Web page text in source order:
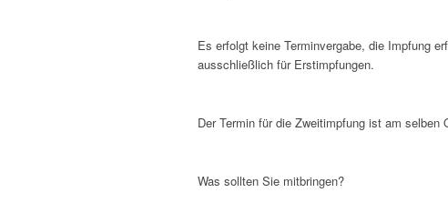
Es erfolgt keine Terminvergabe, die Impfung
ausschließlich für Erstimpfungen.
Der Termin für die Zweitimpfung ist am selben
Was sollten Sie mitbringen?